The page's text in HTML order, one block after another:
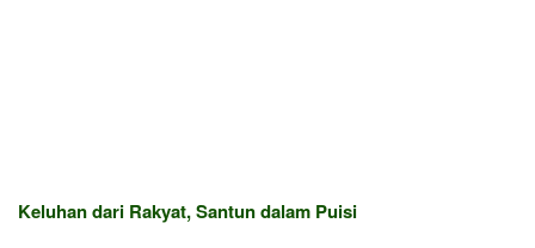
Keluhan dari Rakyat, Santun dalam Puisi